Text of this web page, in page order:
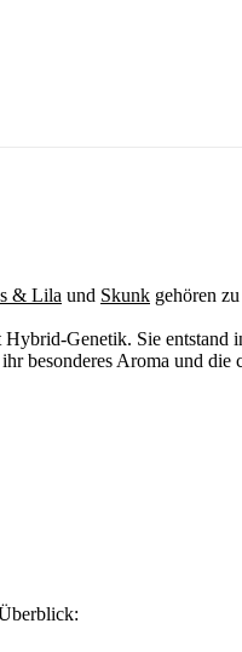
& Lila und Skunk gehören
Genetik. Sie
besonderes Aroma und die